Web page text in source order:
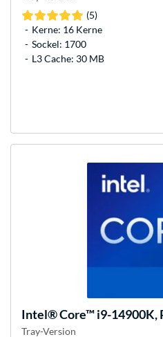
(5)
Kerne: 16 Kerne
Sockel: 1700
L3 Cache: 30 MB
Intel®Core™ i9-14900K,
Tray-Version